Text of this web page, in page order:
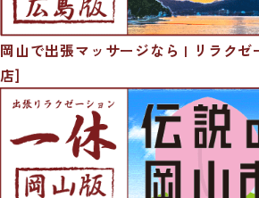
岡山で出張マッサージなら | リラクゼ
店]